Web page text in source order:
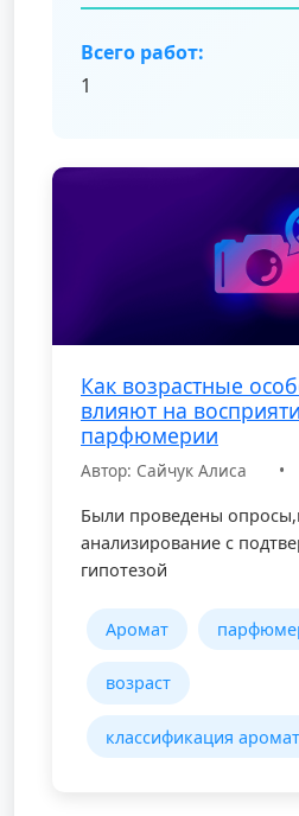
Всего работ:
1
Как возрастные
влияют на
парфюмерии
Автор: Сайчук Алиса •
Были проведены
анализирование с
гипотезой
Аромат
возраст
классификация